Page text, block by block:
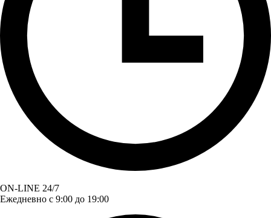
ON-LINE 24/7
Ежедневно с 9:00 до 19:00